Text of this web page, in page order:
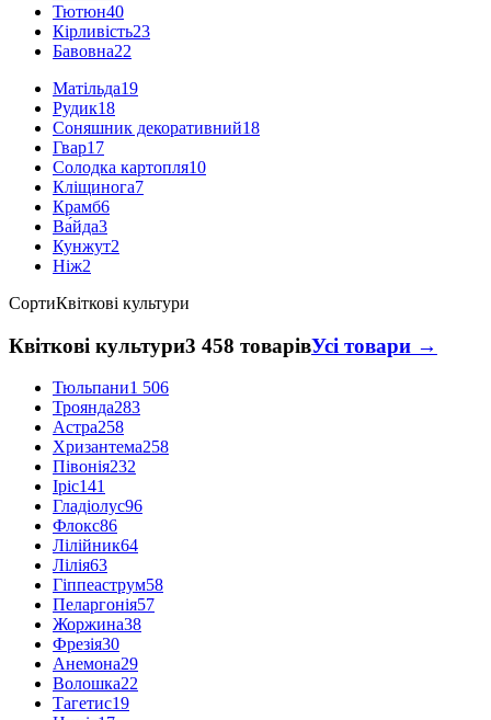
Тютюн40
Кірливість23
Бавовна22
Матільда19
Рудик18
Соняшник декоративний18
Гвар17
Солодка картопля10
Кліщинога7
Крамб6
Ва́йда3
Кунжут2
Ніж2
СортиКвіткові культури
Квіткові культури3 458 товарівУсі товари →
Тюльпани1 506
Троянда283
Астра258
Хризантема258
Півонія232
Іріс141
Гладіолус96
Флокс86
Лілійник64
Лілія63
Гіппеаструм58
Пеларгонія57
Жоржина38
Фрезія30
Анемона29
Волошка22
Тагетис19